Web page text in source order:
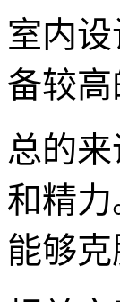
室内
备较
总的
和精
能够